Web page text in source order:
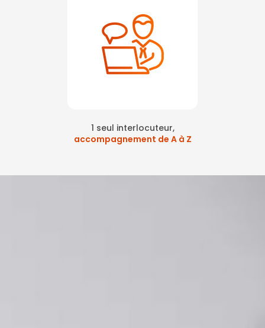
1 seul interlocuteur,
accompagnement de A à Z